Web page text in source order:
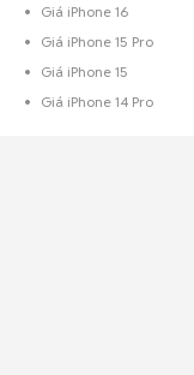
Giá iPhone 16
Giá iPhone 15 Pro
Giá iPhone 15
Giá iPhone 14 Pro